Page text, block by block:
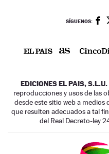
SÍGUENOS:
EDICIONES EL PAIS, S.L.U.
reproducciones y usos de las
desde este sitio web a
que resulten adecuados a tal
del Real Decreto-ley